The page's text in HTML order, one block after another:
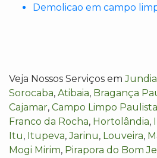
Demolicao em campo
Veja Nossos Serviços em
Sorocaba, Atibaia, Bragança
Cajamar, Campo Limpo Paulista
Franco da Rocha, Hortolândia,
Itu, Itupeva,Jarinu, Louveira,
Mogi Mirim, Pirapora do Bom